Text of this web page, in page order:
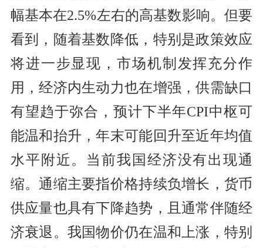
幅基本在2.5%左右的高基数影响。但要
看到，随着基数降低，特别是政策效应
将进一步显现，市场机制发挥充分作
用，经济内生动力也在增强，供需缺口
有望趋于弥合，预计下半年CPI中枢可
能温和抬升，年末可能回升至近年均值
水平附近。当前我国经济没有出现通
缩。通缩主要指价格持续负增长，货币
供应量也具有下降趋势，且通常伴随经
济衰退。我国物价仍在温和上涨，特别